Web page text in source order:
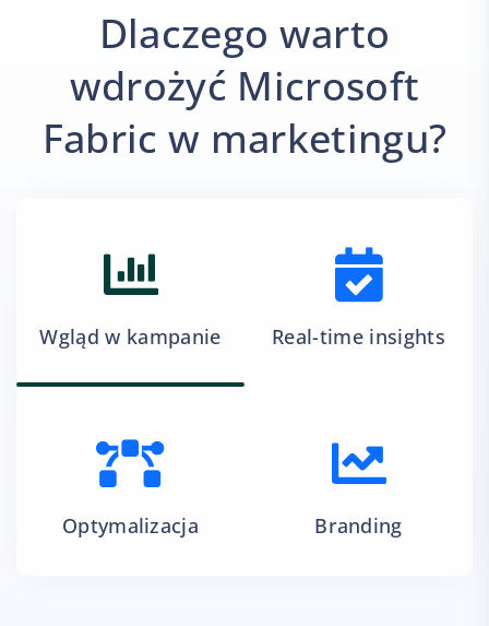
Dlaczego warto
wdrożyć Microsoft
Fabric w marketingu?
Wgląd w kampanie Real-time insights
Optymalizacja Branding